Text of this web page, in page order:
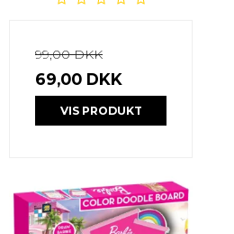
99,00 DKK
69,00 DKK
VIS PRODUKT